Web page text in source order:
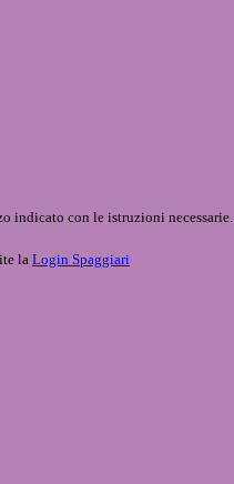
indicato con le istruzioni necessarie.
la Login Spaggiari